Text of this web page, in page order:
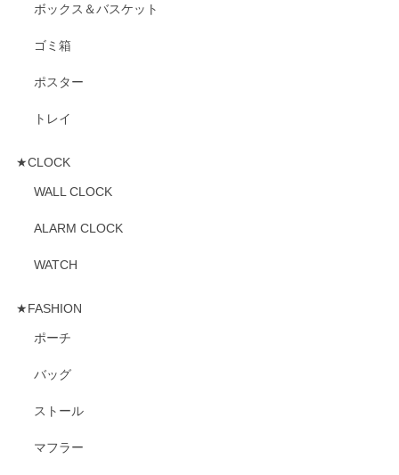
ボックス＆バスケット
ゴミ箱
ポスター
トレイ
★CLOCK
WALL CLOCK
ALARM CLOCK
WATCH
★FASHION
ポーチ
バッグ
ストール
マフラー